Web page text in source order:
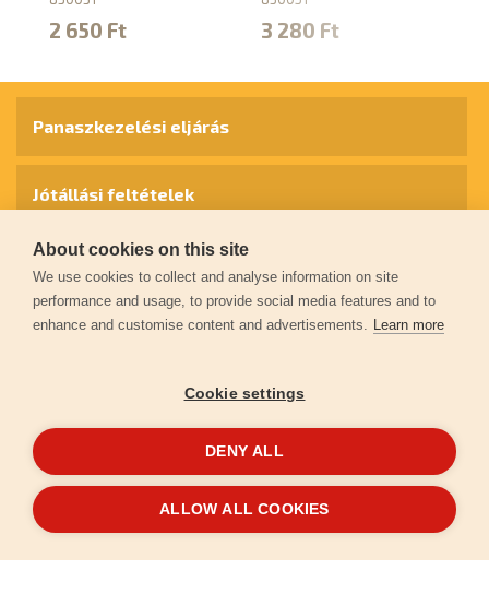
2 650 Ft 3 280 Ft
© 2026extol.hu- Minden jog fenntartva
Panaszkezelési eljárás
Jótállási feltételek
Személyes adatok védelme
Kapcsolat
Garancia regisztráció
LétrehoztaFEO
About cookies on this site
We use cookies to collect and analyse information on site
performance and usage, to provide social media features and to
enhance and customise content and advertisements. Learn more
Cookie settings
DENY ALL
ALLOW ALL COOKIES